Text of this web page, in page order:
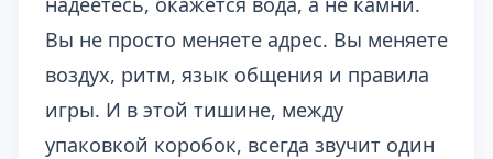
Вы не просто меняете адрес. Вы меняете
воздух, ритм, язык общения и правила
игры. И в этой тишине, между
упаковкой коробок, всегда звучит один